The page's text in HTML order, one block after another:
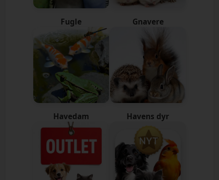
Fugle Gnavere
Havedam Havens dyr